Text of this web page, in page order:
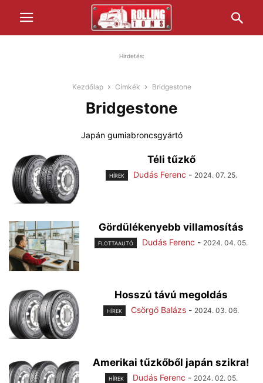
Hirdetés:
Kezdőlap Címkék Bridgestone
Bridgestone
Japán gumiabroncsgyártó
Téli tűzkő
HÍREK Dudás Ferenc - 2024. 07. 25.
Gördülékenyebb villamosítás
FLOTTAAUTÓ Dudás Ferenc - 2024. 04. 05.
Hosszú távú megoldás
HÍREK Csörgő Balázs - 2024. 03. 06.
Amerikai tűzkőből japán szikra!
HÍREK Dudás Ferenc - 2024. 02. 05.